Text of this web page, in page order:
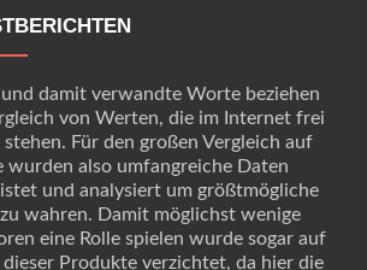
damit verwandte Worte beziehen
von Werten, die im Internet frei
Für den großen Vergleich auf
wurden also umfangreiche Daten
und analysiert um größtmögliche
wahren. Damit möglichst wenige
eine Rolle spielen wurde sogar auf
dieser Produkte verzichtet, da hier die